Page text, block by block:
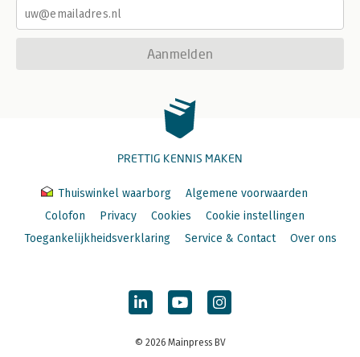
Aanmelden
PRETTIG KENNIS MAKEN
Thuiswinkel waarborg
Algemene voorwaarden
Colofon
Privacy Cookies
Cookie instellingen
Toegankelijkheidsverklaring
Service & Contact Over ons
© 2026 Mainpress BV